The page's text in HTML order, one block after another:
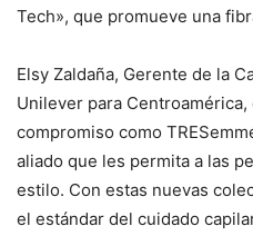
Tech», que promueve una
Elsy Zaldaña, Gerente de la
Unilever para
compromiso como
aliado que les permita a las
estilo. Con estas nuevas
el estándar del cuidado